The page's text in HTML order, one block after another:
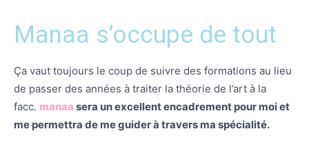
Manaa s’occupe de tout
Ça vaut toujours le coup de suivre des formations au lieu
de passer des années à traiter la théorie de l’art à la
facc. manaa sera un excellent encadrement pour moi et
me permettra de me guider à travers ma spécialité.